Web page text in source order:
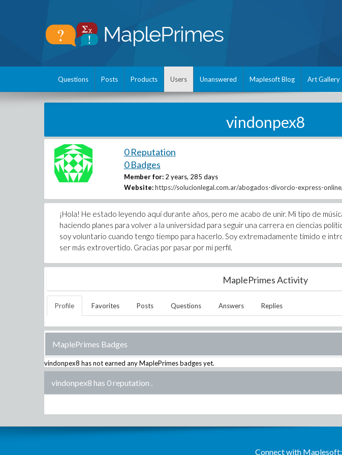
Questions Posts Products Users Unanswered Maplesoft Blog Art Gallery
vindonpex8
0 Reputation
0 Badges
Member for: 2 years, 285 days
Website: https://solucionlegal.com.ar/abogados-divorcio-express-
¡Hola! He estado leyendo aquí durante años, pero me acabo de unir. Mi tipo de
haciendo planes para volver a la universidad para seguir una carrera en ciencias
soy voluntario cuando tengo tiempo para hacerlo. Soy extremadamente tímido e
ser más extrovertido. Gracias por pasar por mi perfil.
MaplePrimes Activity
Profile Favorites Posts Questions Answers Replies
MaplePrimes Badges
vindonpex8 has not earned any MaplePrimes badges yet.
vindonpex8 has 0 reputation .
Connect with Maplesoft: